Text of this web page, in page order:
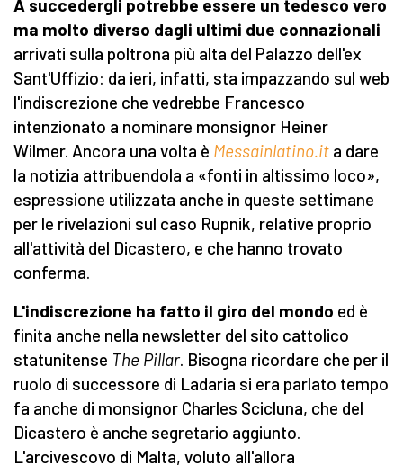
A succedergli potrebbe essere un tedesco vero
ma molto diverso dagli ultimi due connazionali
arrivati sulla poltrona più alta del Palazzo dell'ex
Sant'Uffizio: da ieri, infatti, sta impazzando sul web
l'indiscrezione che vedrebbe Francesco
intenzionato a nominare monsignor Heiner
Wilmer. Ancora una volta è Messainlatino.it a dare
la notizia attribuendola a «fonti in altissimo loco»,
espressione utilizzata anche in queste settimane
per le rivelazioni sul caso Rupnik, relative proprio
all'attività del Dicastero, e che hanno trovato
conferma.
L'indiscrezione ha fatto il giro del mondo ed è
finita anche nella newsletter del sito cattolico
statunitense The Pillar. Bisogna ricordare che per il
ruolo di successore di Ladaria si era parlato tempo
fa anche di monsignor Charles Scicluna, che del
Dicastero è anche segretario aggiunto.
L'arcivescovo di Malta, voluto all'allora